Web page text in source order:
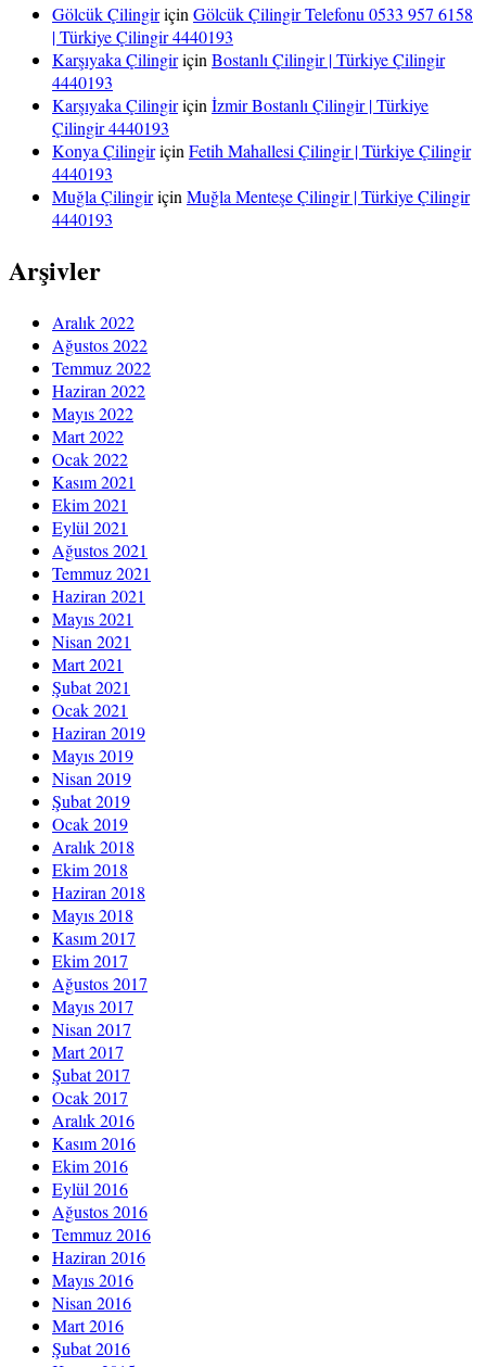
Gölcük Çilingiriçin Gölcük Çilingir Telefonu 0533 957 6158
| Türkiye Çilingir 4440193
Karşıyaka Çilingiriçin Bostanlı Çilingir | Türkiye Çilingir
4440193
Karşıyaka Çilingiriçin İzmir Bostanlı Çilingir | Türkiye
Çilingir 4440193
Konya Çilingiriçin Fetih Mahallesi Çilingir | Türkiye Çilingir
4440193
Muğla Çilingiriçin Muğla Menteşe Çilingir | Türkiye Çilingir
4440193
Arşivler
Aralık 2022
Ağustos 2022
Temmuz 2022
Haziran 2022
Mayıs 2022
Mart 2022
Ocak 2022
Kasım 2021
Ekim 2021
Eylül 2021
Ağustos 2021
Temmuz 2021
Haziran 2021
Mayıs 2021
Nisan 2021
Mart 2021
Şubat 2021
Ocak 2021
Haziran 2019
Mayıs 2019
Nisan 2019
Şubat 2019
Ocak 2019
Aralık 2018
Ekim 2018
Haziran 2018
Mayıs 2018
Kasım 2017
Ekim 2017
Ağustos 2017
Mayıs 2017
Nisan 2017
Mart 2017
Şubat 2017
Ocak 2017
Aralık 2016
Kasım 2016
Ekim 2016
Eylül 2016
Ağustos 2016
Temmuz 2016
Haziran 2016
Mayıs 2016
Nisan 2016
Mart 2016
Şubat 2016